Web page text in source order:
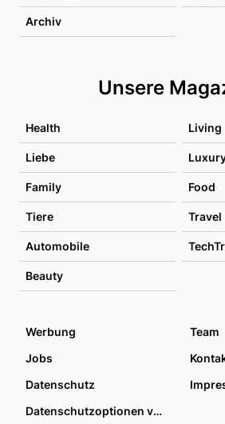
Archiv
Unsere
Health Living
Liebe
Family Food
Tiere Travel
Automobile
Beauty
Werbung
Team
Jobs
Datenschutz
Datenschutzoptionen verwalten